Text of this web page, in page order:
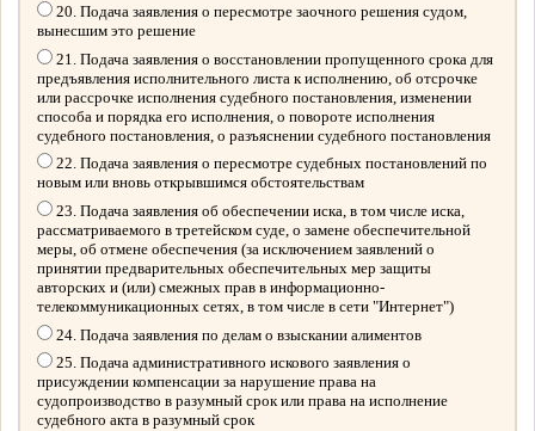
20. Подача заявления о пересмотре заочного решения судом,
вынесшим это решение
21. Подача заявления о восстановлении пропущенного срока для
предъявления исполнительного листа к исполнению, об отсрочке
или рассрочке исполнения судебного постановления, изменении
способа и порядка его исполнения, о повороте исполнения
судебного постановления, о разъяснении судебного постановления
22. Подача заявления о пересмотре судебных постановлений по
новым или вновь открывшимся обстоятельствам
23. Подача заявления об обеспечении иска, в том числе иска,
рассматриваемого в третейском суде, о замене обеспечительной
меры, об отмене обеспечения (за исключением заявлений о
принятии предварительных обеспечительных мер защиты
авторских и (или) смежных прав в информационно-
телекоммуникационных сетях, в том числе в сети "Интернет")
24. Подача заявления по делам о взыскании алиментов
25. Подача административного искового заявления о
присуждении компенсации за нарушение права на
судопроизводство в разумный срок или права на исполнение
судебного акта в разумный срок